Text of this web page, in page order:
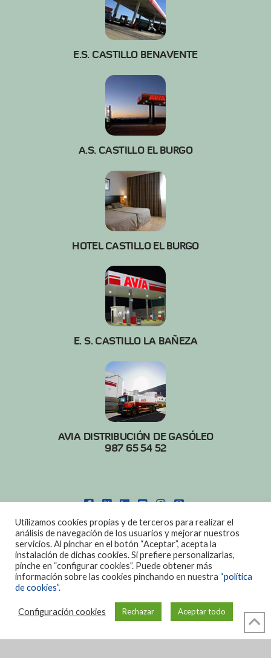
E.S. CASTILLO BENAVENTE
A.S. CASTILLO EL BURGO
HOTEL CASTILLO EL BURGO
E. S. CASTILLO LA BAÑEZA
AVIA DISTRIBUCIÓN DE GASÓLEO
987 65 54 52
POLITICA DE COOKIES|AVISO LEGAL
DISEÑO: DIAN SISTEMAS
Utilizamos cookies propias y de terceros para realizar el
análisis de navegación de los usuarios y mejorar nuestros
servicios. Al pinchar en el botón “Aceptar”, acepta la
instalación de dichas cookies. Si prefiere personalizarlas,
pinche en “configurar cookies”. Puede obtener más
información sobre las cookies pinchando en nuestra “política
de cookies”.
Configuración cookies Rechazar Aceptar todo